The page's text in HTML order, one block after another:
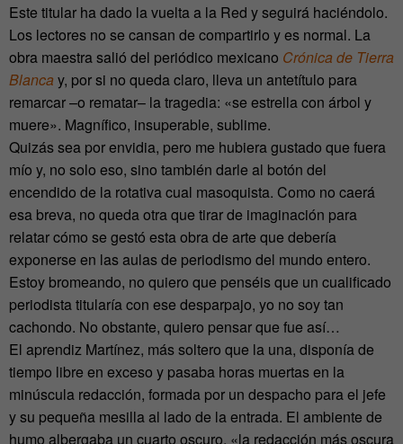
Este titular ha dado la vuelta a la Red y seguirá haciéndolo.
Los lectores no se cansan de compartirlo y es normal. La
obra maestra salió del periódico mexicano Crónica de Tierra
Blanca y, por si no queda claro, lleva un antetítulo para
remarcar –o rematar– la tragedia: «se estrella con árbol y
muere». Magnífico, insuperable, sublime.
Quizás sea por envidia, pero me hubiera gustado que fuera
mío y, no solo eso, sino también darle al botón del
encendido de la rotativa cual masoquista. Como no caerá
esa breva, no queda otra que tirar de imaginación para
relatar cómo se gestó esta obra de arte que debería
exponerse en las aulas de periodismo del mundo entero.
Estoy bromeando, no quiero que penséis que un cualificado
periodista titularía con ese desparpajo, yo no soy tan
cachondo. No obstante, quiero pensar que fue así…
El aprendiz Martínez, más soltero que la una, disponía de
tiempo libre en exceso y pasaba horas muertas en la
minúscula redacción, formada por un despacho para el jefe
y su pequeña mesilla al lado de la entrada. El ambiente de
humo albergaba un cuarto oscuro, «la redacción más oscura